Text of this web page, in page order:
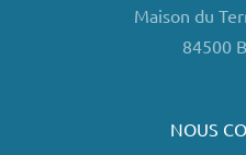
Maison du
84500
NOUS